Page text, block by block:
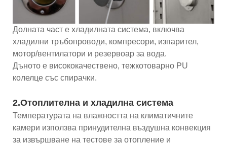
Долната част е хладилната система, включва
хладилни тръбопроводи, компресори, изпарител,
мотор/вентилатори и резервоар за вода.
Дъното е висококачествено, тежкотоварно PU
колелце със спирачки.
2.Отоплителна и хладилна система
Температурата на влажността на климатичните
камери използва принудителна въздушна конвекция
за извършване на тестове за отопление и